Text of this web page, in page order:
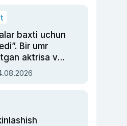
baxti uchun
Bir umr
aktrisa va
Rimma